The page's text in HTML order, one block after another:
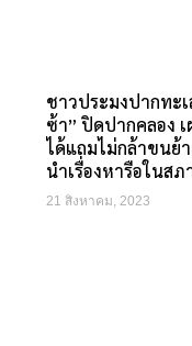
ชาวประมงปากทะ
ซ้า” ปิดปากคลอง เ
ได้แถมไม่กล้าขนย้
นำเรื่องหารือในสภ
21 สิงหาคม, 2023